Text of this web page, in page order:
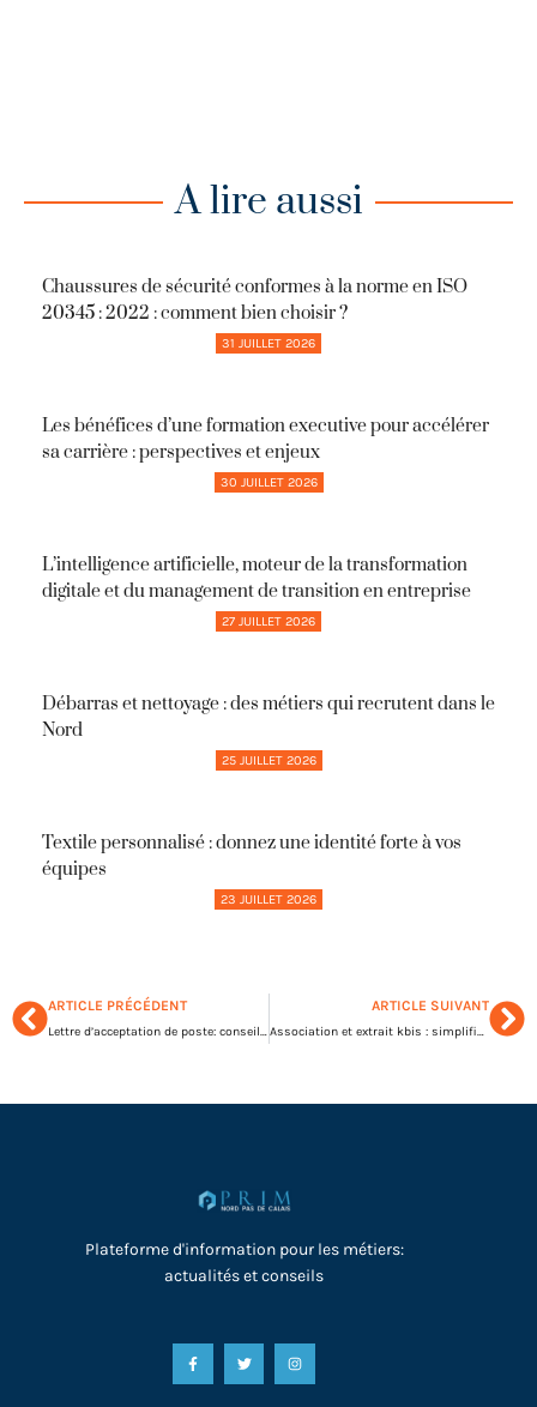
A lire aussi
Chaussures de sécurité conformes à la norme en ISO
20345 : 2022 : comment bien choisir ?
31 JUILLET 2026
Les bénéfices d’une formation executive pour accélérer
sa carrière : perspectives et enjeux
30 JUILLET 2026
L’intelligence artificielle, moteur de la transformation
digitale et du management de transition en entreprise
27 JUILLET 2026
Débarras et nettoyage : des métiers qui recrutent dans le
Nord
25 JUILLET 2026
Textile personnalisé : donnez une identité forte à vos
équipes
23 JUILLET 2026
ARTICLE PRÉCÉDENT
Lettre d’acceptation de poste: conseils pratiques pour sécuriser son nouveau défi
ARTICLE SUIVANT
Association et extrait kbis : simplifiez vos démarches administratives
Plateforme d'information pour les métiers:
actualités et conseils